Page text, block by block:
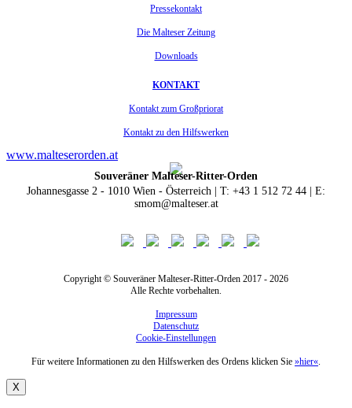
Pressekontakt
Die Malteser Zeitung
Downloads
KONTAKT
Kontakt zum Großpriorat
Kontakt zu den Hilfswerken
www.malteserorden.at
Souveräner Malteser-Ritter-Orden
Johannesgasse 2 - 1010 Wien - Österreich | T: +43 1 512 72 44 | E:
smom@malteser.at
Copyright © Souveräner Malteser-Ritter-Orden 2017 - 2026
Alle Rechte vorbehalten.
Impressum
Datenschutz
Cookie-Einstellungen
Für weitere Informationen zu den Hilfswerken des Ordens klicken Sie »hier«.
X